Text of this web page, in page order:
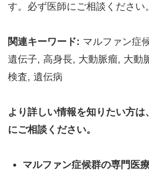
す。必ず医師にご相談ください。
関連キーワード: マルファン症
遺伝子, 高身長, 大動脈瘤, 大動
検査, 遺伝病
より詳しい情報を知りたい方は
にご相談ください。
マルファン症候群の専門医